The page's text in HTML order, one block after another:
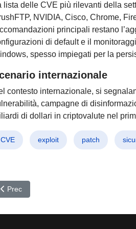
lista delle CVE più rilevanti della
NVIDIA, Cisco, Chrome,
principali restano
di default e il
spesso impiegati per la
internazionale
contesto internazionale, si
campagne di
di dollari in criptovalute nel
CVE exploit patch
Articolo precedente: DCHSpy all’attacco:
Prec